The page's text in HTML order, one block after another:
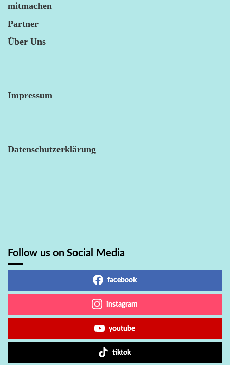
mitmachen
Partner
Über Uns
Impressum
Datenschutzerklärung
Follow us on Social Media
facebook
instagram
youtube
tiktok